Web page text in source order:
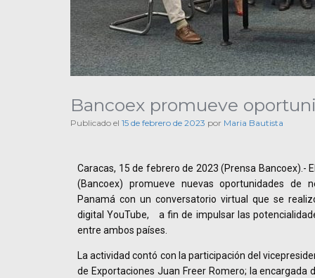
Bancoex promueve
Publicado el 15 de febrero de 2023 por Maria Bautista
Caracas, 15 de febrero de 2023 (Prensa Bancoex).-
(Bancoex) promueve nuevas oportunidades de
Panamá con un conversatorio virtual que se
digital YouTube, a fin de impulsar las
entre ambos países.
La actividad contó con la participación del
de Exportaciones Juan Freer Romero; la encargada